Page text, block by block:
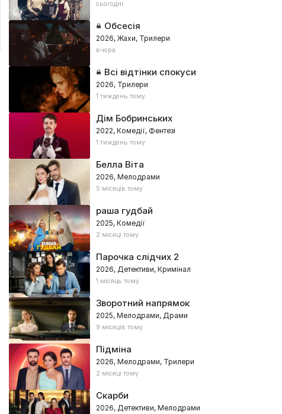
сьогодні
Обсесія
2026, Жахи, Трилери
вчора
Всі відтінки спокуси
2026, Трилери
1 тиждень тому
Дім Бобринських
2022, Комедії, Фентезі
1 тиждень тому
Белла Віта
2026, Мелодрами
5 місяців тому
раша гудбай
2025, Комедії
2 місяці тому
Парочка слідчих 2
2026, Детективи, Кримінал
1 місяць тому
Зворотний напрямок
2025, Мелодрами, Драми
9 місяців тому
Підміна
2026, Мелодрами, Трилери
2 місяці тому
Скарби
2026, Детективи, Мелодрами